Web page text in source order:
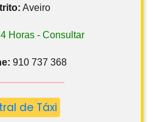
Aveiro
Horas - Consultar
910 737 368
de Táxi